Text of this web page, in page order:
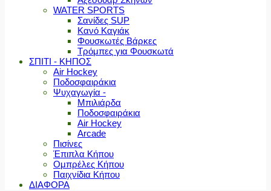
WATER SPORTS
Σανίδες SUP
Κανό Καγιάκ
Φουσκωτές Βάρκες
Τρόμπες για Φουσκωτά
ΣΠΙΤΙ - ΚΗΠΟΣ
Air Hockey
Ποδοσφαιράκια
Ψυχαγωγία -
Μπιλιάρδα
Ποδοσφαιράκια
Air Hockey
Arcade
Πισίνες
Έπιπλα Κήπου
Ομπρέλες Κήπου
Παιχνίδια Κήπου
ΔΙΑΦΟΡΑ